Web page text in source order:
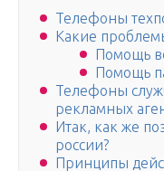
Телефоны
Какие
Помощь
Помощь
Телефоны
рекламных
Итак, как же
россии?
Принципы